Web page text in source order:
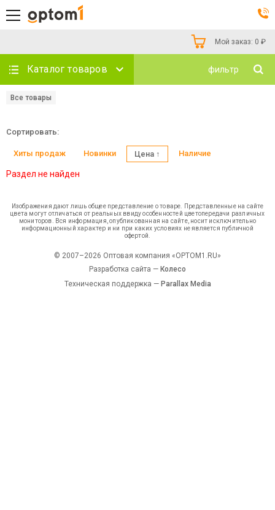
Мой заказ: 0 ₽
Каталог товаров фильтр
Все товары
Сортировать:
Хиты продаж Новинки Цена ↑ Наличие
Раздел не найден
Изображения дают лишь общее представление о товаре. Представленные на сайте
цвета могут отличаться от реальных ввиду особенностей цветопередачи различных
мониторов. Вся информация, опубликованная на сайте, носит исключительно
информационный характер и ни при каких условиях не является публичной
офертой.
© 2007–2026 Оптовая компания «OPTOM1.RU»
Разработка сайта — Колесо
Техническая поддержка — Parallax Media